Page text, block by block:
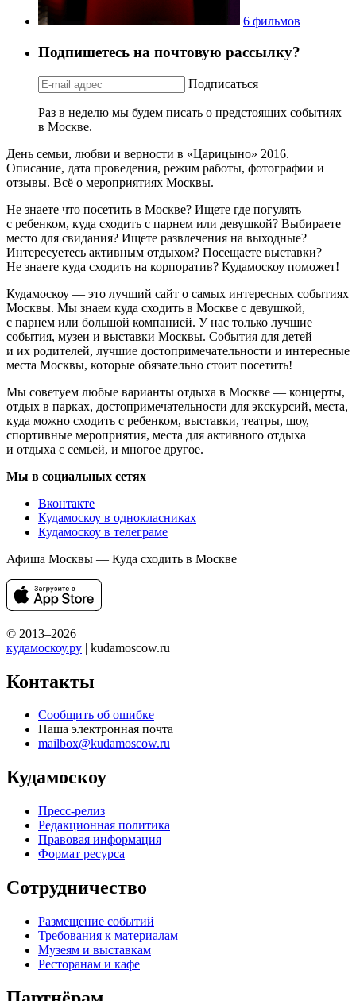
6 фильмов
Подпишетесь на почтовую рассылку?
Подписаться
Раз в неделю мы будем писать о предстоящих событиях
в Москве.
День семьи, любви и верности в «Царицыно» 2016.
Описание, дата проведения, режим работы, фотографии и
отзывы. Всё о мероприятиях Москвы.
Не знаете что посетить в Москве? Ищете где погулять
с ребенком, куда сходить с парнем или девушкой? Выбираете
место для свидания? Ищете развлечения на выходные?
Интересуетесь активным отдыхом? Посещаете выставки?
Не знаете куда сходить на корпоратив? Кудамоскоу поможет!
Кудамоскоу — это лучший сайт о самых интересных событиях
Москвы. Мы знаем куда сходить в Москве с девушкой,
с парнем или большой компанией. У нас только лучшие
события, музеи и выставки Москвы. События для детей
и их родителей, лучшие достопримечательности и интересные
места Москвы, которые обязательно стоит посетить!
Мы советуем любые варианты отдыха в Москве — концерты,
отдых в парках, достопримечательности для экскурсий, места,
куда можно сходить с ребенком, выставки, театры, шоу,
спортивные мероприятия, места для активного отдыха
и отдыха с семьей, и многое другое.
Мы в социальных сетях
Вконтакте
Кудамоскоу в однокласниках
Кудамоскоу в телеграме
Афиша Москвы — Куда сходить в Москве
© 2013–2026
кудамоскоу.ру | kudamoscow.ru
Контакты
Сообщить об ошибке
Наша электронная почта
mailbox@kudamoscow.ru
Кудамоскоу
Пресс-релиз
Редакционная политика
Правовая информация
Формат ресурса
Сотрудничество
Размещение событий
Требования к материалам
Музеям и выставкам
Ресторанам и кафе